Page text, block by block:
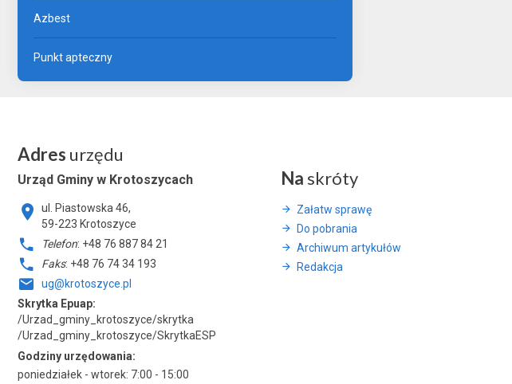
Azbest
Punkt apteczny
Adres urzędu
Urząd Gminy w Krotoszycach
ul. Piastowska 46,
59-223 Krotoszyce
Telefon: +48 76 887 84 21
Faks: +48 76 74 34 193
ug@krotoszyce.pl
Skrytka Epuap:
/Urzad_gminy_krotoszyce/skrytka
/Urzad_gminy_krotoszyce/SkrytkaESP
Godziny urzędowania:
poniedziałek - wtorek: 7:00 - 15:00
Na skróty
Załatw sprawę
Do pobrania
Archiwum artykułów
Redakcja